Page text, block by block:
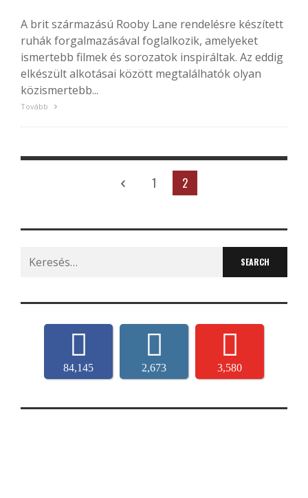
A brit származású Rooby Lane rendelésre készített
ruhák forgalmazásával foglalkozik, amelyeket
ismertebb filmek és sorozatok inspiráltak. Az eddig
elkészült alkotásai között megtalálhatók olyan
közismertebb...
Tovább
1 2
Search
for:
84,145 2,673 3,580